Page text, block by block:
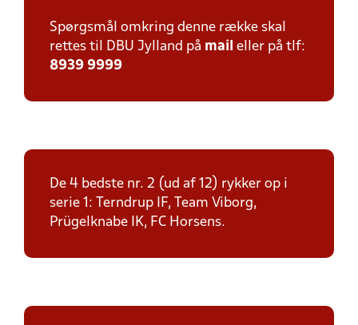
Spørgsmål omkring denne række skal
rettes til DBU Jylland på mail eller på tlf:
8939 9999
De 4 bedste nr. 2 (ud af 12) rykker op i
serie 1: Terndrup IF, Team Viborg,
Prügelknabe IK, FC Horsens.